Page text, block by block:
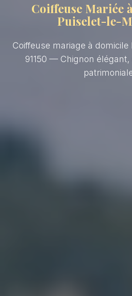
Coiffeuse Mariée
Puiselet-le-
Coiffeuse mariage à
91150 — Chignon